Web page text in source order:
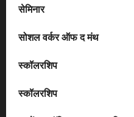
सेमिनार
सोशल वर्कर ऑफ द मंथ
स्कॉलरशिप
स्कॉलरशिप